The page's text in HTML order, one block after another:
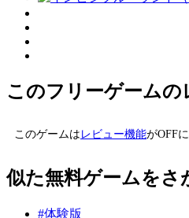
このフリーゲームの
このゲームは レビュー機能がOFF
似た無料ゲームをさ
#体験版